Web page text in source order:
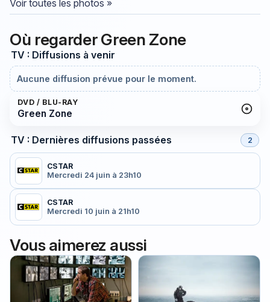
Voir toutes les photos »
Où regarder Green Zone
TV : Diffusions à venir
Aucune diffusion prévue pour le moment.
DVD / BLU-RAY
Green Zone
TV : Dernières diffusions passées 2
CSTAR
Mercredi 24 juin à 23h10
CSTAR
Mercredi 10 juin à 21h10
Vous aimerez aussi